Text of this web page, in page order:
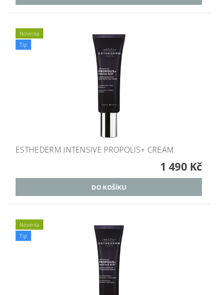
Novinka
Tip
ESTHEDERM INTENSIVE PROPOLIS+ CREAM
1 490 Kč
Novinka
Tip